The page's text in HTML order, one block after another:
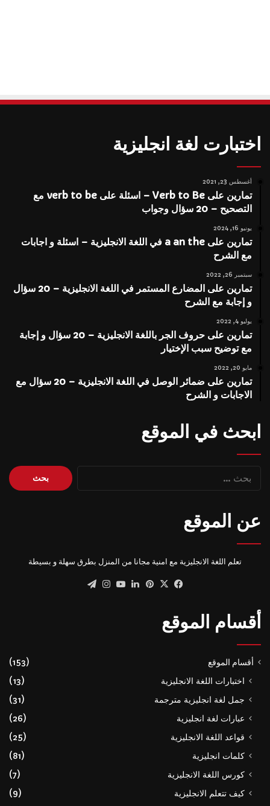
اختبارت لغة انجليزية
أغسطس 23, 2021
تمارين على Verb to Be – اسئلة على verb to be مع
التصحيح – 20 سؤال وجواب
يونيو 16, 2024
تمارين على a an the في اللغة الانجليزية – اسئلة و اجابات
مع الشرح
سبتمبر 26, 2022
تمارين على المضارع المستمر في اللغة الانجليزية – 20 سؤال
و إجابة مع الشرح
يوليو 4, 2022
تمارين على حروف الجر باللغة الانجليزية – 20 سؤال و إجابة
مع توضيح سبب الإختيار
مايو 20, 2022
تمارين على ضمائر الوصل في اللغة الانجليزية – 20 سؤال مع
الاجابات و الشرح
ابحث في الموقع
البحث
عن:
عن الموقع
تعلم اللغة الانجليزية مع امنية مجانا من المنزل بطرق سهلة و بسيطة
فيسبوك
‫X بينتيريست
لينكدإن‫YouTube
انستقرام
أقسام الموقع
أقسام الموقع (153)
اختبارات اللغة الانجليزية
(13)
جمل لغة انجليزية مترجمة
(31)
عبارات لغة انجليزية
(26)
قواعد اللغة الانجليزية
(25)
كلمات انجليزية
(81)
كورس اللغة الانجليزية
(7)
كيف تتعلم الانجليزية
(9)